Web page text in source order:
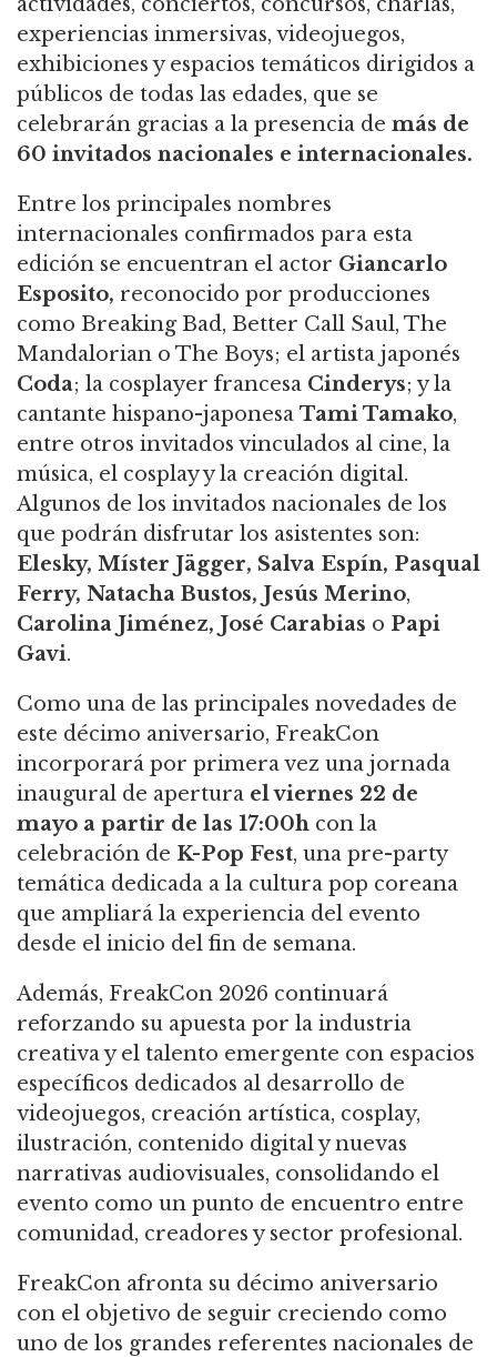
experiencias inmersivas, videojuegos,
exhibiciones y espacios temáticos dirigidos a
públicos de todas las edades, que se
celebrarán gracias a la presencia de más de
60 invitados nacionales e internacionales.
Entre los principales nombres
internacionales confirmados para esta
edición se encuentran el actor Giancarlo
Esposito, reconocido por producciones
como Breaking Bad, Better Call Saul, The
Mandalorian o The Boys; el artista japonés
Coda; la cosplayer francesa Cinderys; y la
cantante hispano-japonesa Tami Tamako,
entre otros invitados vinculados al cine, la
música, el cosplay y la creación digital.
Algunos de los invitados nacionales de los
que podrán disfrutar los asistentes son:
Elesky, Míster Jägger, Salva Espín, Pasqual
Ferry, Natacha Bustos, Jesús Merino,
Carolina Jiménez, José Carabias o Papi
Gavi.
Como una de las principales novedades de
este décimo aniversario, FreakCon
incorporará por primera vez una jornada
inaugural de apertura el viernes 22 de
mayo a partir de las 17:00h con la
celebración de K-Pop Fest, una pre-party
temática dedicada a la cultura pop coreana
que ampliará la experiencia del evento
desde el inicio del fin de semana.
Además, FreakCon 2026 continuará
reforzando su apuesta por la industria
creativa y el talento emergente con espacios
específicos dedicados al desarrollo de
videojuegos, creación artística, cosplay,
ilustración, contenido digital y nuevas
narrativas audiovisuales, consolidando el
evento como un punto de encuentro entre
comunidad, creadores y sector profesional.
FreakCon afronta su décimo aniversario
con el objetivo de seguir creciendo como
uno de los grandes referentes nacionales de